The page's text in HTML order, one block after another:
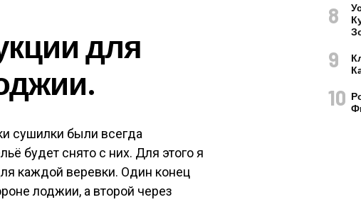
для
сушилки были всегда
будет снято с них. Для этого я
каждой веревки. Один конец
лоджии, а второй через